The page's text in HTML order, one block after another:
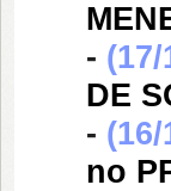
- (17/
DE
- (16/
no